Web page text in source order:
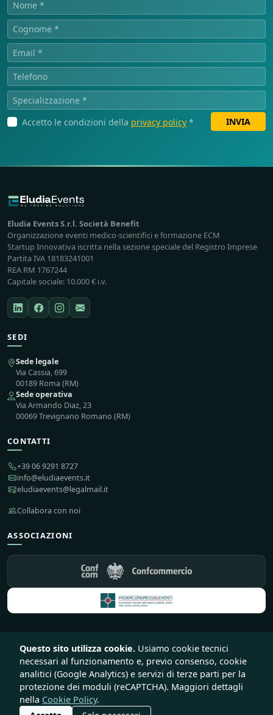
Accetto le condizioni della privacy policy * INVIA
Eludia Events S.r.l. Società Benefit
Organizzazione eventi medico-scientifici e formazione ECM
Startup Innovativa iscritta nella sezione speciale del Registro Imprese
Partita IVA 18183241001
REA RM 1767244
Capitale sociale: 10.000 € i.v.
SEDI
Sede legale
Via Cassia, 699
00189 Roma (RM)
Sede operativa
Via Armando Diaz, 23
00069 Trevignano Romano (RM)
CONTATTI
+39 06 9291 8727
info@eludiaevents.it
eludiaevents@legalmail.it
Collabora con noi
ASSOCIAZIONI
© 2026 Eludia Events S.r.l. Società Benefit — Tutti i diritti riservati
Sito e piattaforma creata con ♥da
Privacy
Cookie Termini Recesso e rimborsi
Questo sito utilizza cookie. Usiamo cookie tecnici
necessari al funzionamento e, previo consenso, cookie
analitici (Google Analytics) e servizi di terze parti per la
protezione dei moduli (reCAPTCHA). Maggiori dettagli
nella Cookie Policy.